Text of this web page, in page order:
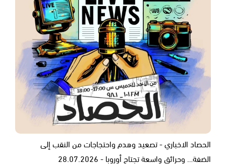
الحصاد الاخباري - تصعيد وهدم واحتجاجات من النقب إلى
الضفة… وحرائق واسعة تجتاح أوروبا - 28.07.2026